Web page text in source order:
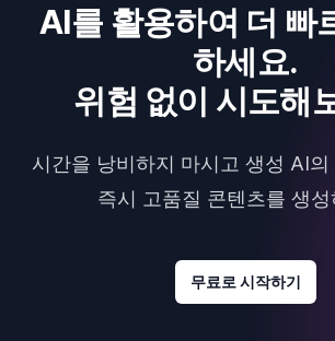
AI를 활용하여 더 빠
하세요.
위험 없이 시도해
시간을 낭비하지 마시고 생성 AI의
즉시 고품질 콘텐츠를 생성
무료로 시작하기